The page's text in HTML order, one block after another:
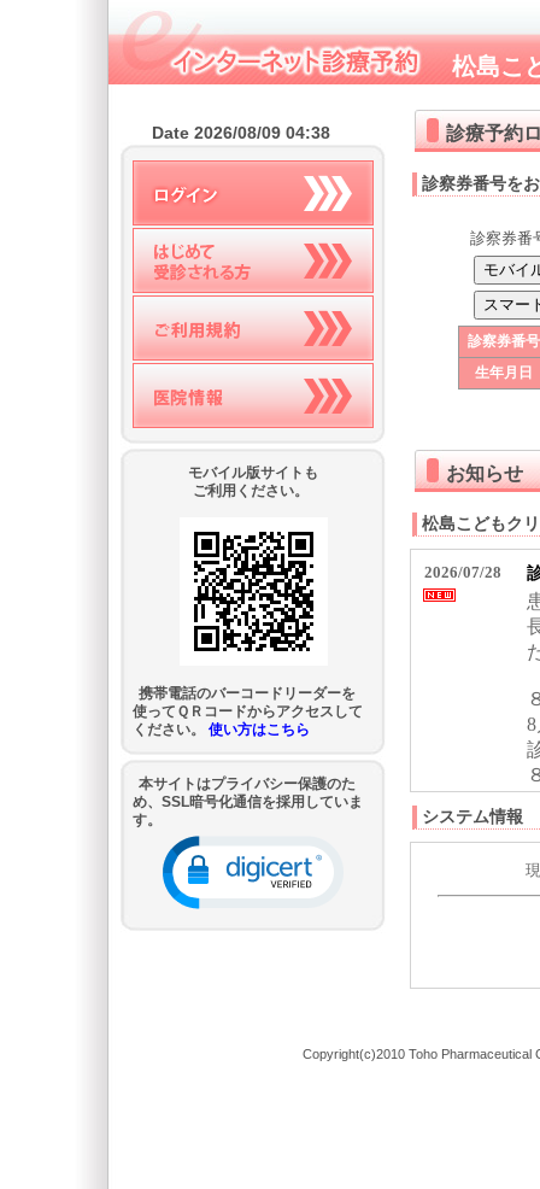
松島こ
診療予約
診察券番号を
診察券番
診察券番号
生年月日
お知らせ
松島こどもク
システム情報
Date 2026/08/09 04:38
モバイル版サイトも
ご利用ください。
携帯電話のバーコードリーダーを
使ってＱＲコードからアクセスして
ください。 使い方はこちら
本サイトはプライバシー保護のた
め、SSL暗号化通信を採用していま
す。
Copyright(c)2010 Toho Pharmaceutical